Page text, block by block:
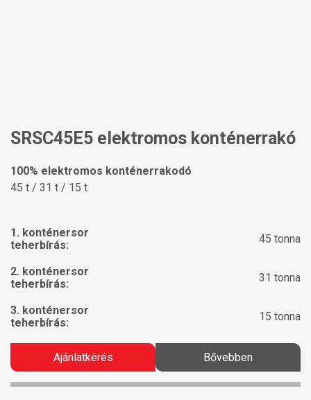
SRSC45E5 elektromos konténerrakó
100% elektromos konténerrakodó
45 t / 31 t / 15 t
1. konténersor
teherbírás:
45 tonna
2. konténersor
teherbírás:
31 tonna
3. konténersor
teherbírás:
15 tonna
Ajánlatkérés Bővebben